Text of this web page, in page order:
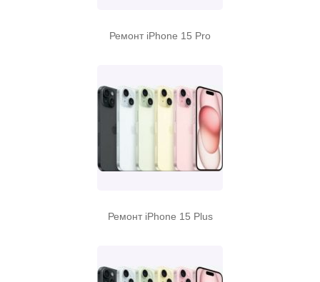
Ремонт iPhone 15 Pro
Ремонт iPhone 15 Plus